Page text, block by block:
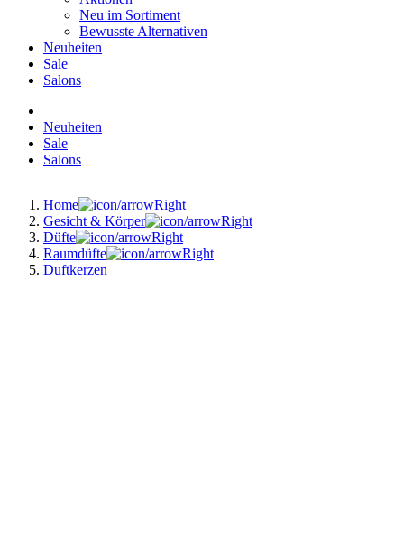
Neu im Sortiment
Bewusste Alternativen
Neuheiten
Sale
Salons
Neuheiten
Sale
Salons
Home
Gesicht & Körper
Düfte
Raumdüfte
Duftkerzen